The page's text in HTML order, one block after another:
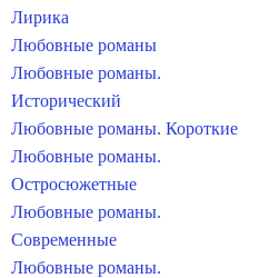
Лирика
Любовные романы
Любовные романы.
Исторический
Любовные романы. Короткие
Любовные романы.
Остросюжетные
Любовные романы.
Современные
Любовные романы.